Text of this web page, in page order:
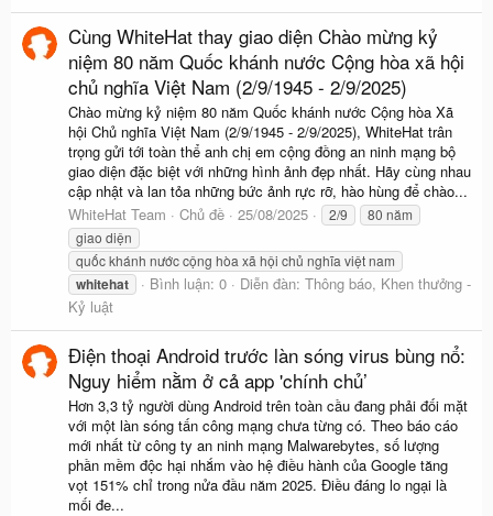
Cùng WhiteHat thay giao diện Chào mừng kỷ
niệm 80 năm Quốc khánh nước Cộng hòa xã hội
chủ nghĩa Việt Nam (2/9/1945 - 2/9/2025)
Chào mừng kỷ niệm 80 năm Quốc khánh nước Cộng hòa Xã
hội Chủ nghĩa Việt Nam (2/9/1945 - 2/9/2025), WhiteHat trân
trọng gửi tới toàn thể anh chị em cộng đồng an ninh mạng bộ
giao diện đặc biệt với những hình ảnh đẹp nhất. Hãy cùng nhau
cập nhật và lan tỏa những bức ảnh rực rỡ, hào hùng để chào...
WhiteHat Team
Chủ đề 25/08/2025 2/9
80 năm
giao diện
quốc khánh nước cộng hòa xã hội chủ nghĩa việt nam
whitehat Bình luận: 0 Diễn đàn: Thông báo, Khen thưởng -
Kỷ luật
Điện thoại Android trước làn sóng virus bùng nổ:
Nguy hiểm nằm ở cả app 'chính chủ’
Hơn 3,3 tỷ người dùng Android trên toàn cầu đang phải đối mặt
với một làn sóng tấn công mạng chưa từng có. Theo báo cáo
mới nhất từ công ty an ninh mạng Malwarebytes, số lượng
phần mềm độc hại nhắm vào hệ điều hành của Google tăng
vọt 151% chỉ trong nửa đầu năm 2025. Điều đáng lo ngại là
mối đe...